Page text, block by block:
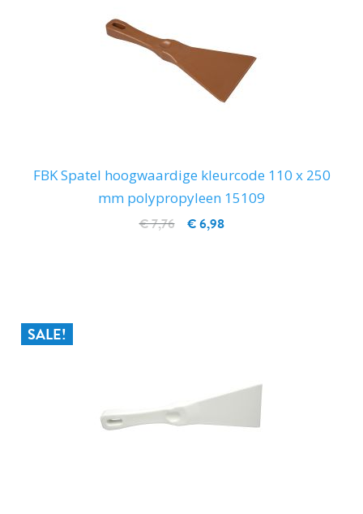
FBK Spatel hoogwaardige kleurcode 110 x 250
mm polypropyleen 15109
€ 6,98
€ 7,76
SALE!